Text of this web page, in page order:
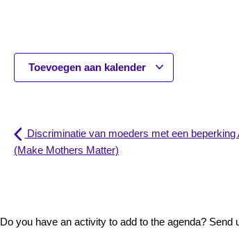
Toevoegen aan kalender
Discriminatie van moeders met een beperking
(Make Mothers Matter)
Do you have an activity to add to the agenda?